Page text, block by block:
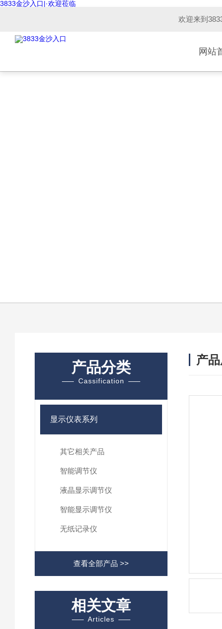
3833金沙入口|·欢迎莅临
欢迎来到
网站
产品分类
Cassification
显示仪表系列
其它相关产品
智能调节仪
液晶显示调节仪
智能显示调节仪
无纸记录仪
查看全部产品 >>
相关文章
Articles
产